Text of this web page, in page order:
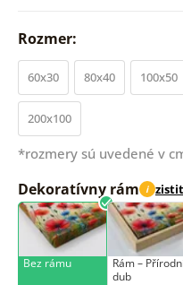
Rozmer:
60x30 80x40 100x50
200x100
*rozmery sú uvedené v
Dekoratívny rám i
Bez rámu
Rám –⁠⁠⁠⁠⁠⁠
dub